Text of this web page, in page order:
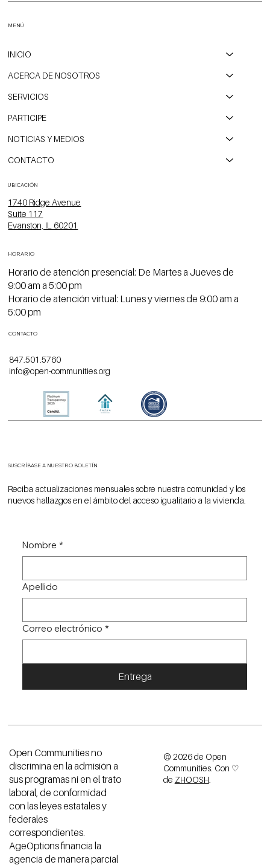
INICIO
ACERCA DE NOSOTROS
SERVICIOS
PARTICIPE
NOTICIAS Y MEDIOS
CONTACTO
MENÚ
UBICACIÓN
1740 Ridge Avenue
Suite 117
Evanston, IL 60201
Horario de atención presencial: De Martes a Jueves de
9:00 am a 5:00 pm
Horario de atención virtual: Lunes y viernes de 9:00 am a
5:00 pm
HORARIO
CONTACTO
847.501.5760
info@open-communities.org
SUSCRÍBASE A NUESTRO BOLETÍN
Reciba actualizaciones mensuales sobre nuestra comunidad y los
nuevos hallazgos en el ámbito del acceso igualitario a la vivienda.
Nombre *
Apellido
Correo electrónico *
Entrega
Open Communities no
discrimina en la admisión a
sus programas ni en el trato
laboral, de conformidad
con las leyes estatales y
federales
correspondientes.
AgeOptions financia la
agencia de manera parcial
© 2026 de Open
Communities. Con ♡
de ZHOOSH